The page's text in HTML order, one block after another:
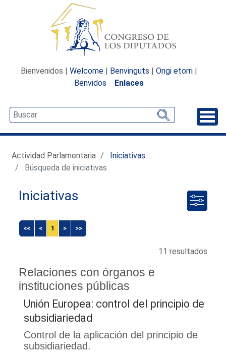
Bienvenidos | Welcome | Benvinguts | Ongi etorri |
Benvidos
Enlaces
Actividad Parlamentaria
Iniciativas
Búsqueda de iniciativas
Iniciativas
<< < 1 > >>
11 resultados
Relaciones con órganos e
instituciones públicas
Unión Europea: control del principio de
subsidiariedad
Control de la aplicación del principio de
subsidiariedad.